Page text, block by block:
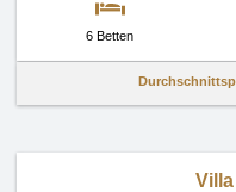
6 Betten